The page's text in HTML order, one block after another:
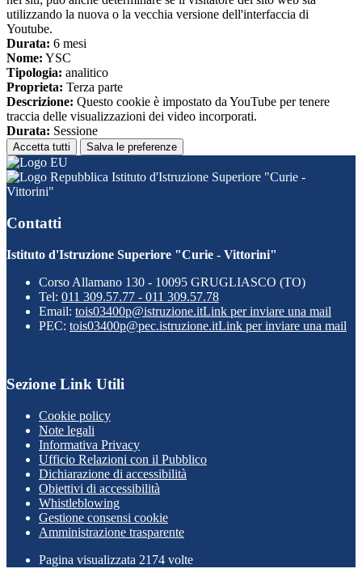
utilizzando la nuova o la vecchia versione dell'interfaccia di
Youtube.
Durata: 6 mesi
Nome: YSC
Tipologia: analitico
Proprieta: Terza parte
Descrizione: Questo cookie è impostato da YouTube per tenere
traccia delle visualizzazioni dei video incorporati.
Durata: Sessione
Accetta tutti Salva le preferenze
Istituto d'Istruzione Superiore "Curie -
Vittorini"
Contatti
Istituto d'Istruzione Superiore "Curie - Vittorini"
Corso Allamano 130 - 10095 GRUGLIASCO (TO)
Tel: 011 309.57.77 - 011 309.57.78
Email: tois03400p@istruzione.itLink per inviare una mail
PEC: tois03400p@pec.istruzione.itLink per inviare una mail
Sezione Link Utili
Cookie policy
Note legali
Informativa Privacy
Ufficio Relazioni con il Pubblico
Dichiarazione di accessibilità
Obiettivi di accessibilità
Whistleblowing
Gestione consensi cookie
Amministrazione trasparente
Pagina visualizzata 2174 volte